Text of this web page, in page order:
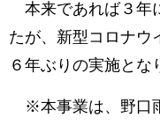
本来であれば３年
たが、新型コロナウ
６年ぶりの実施と
※本事業は、野口